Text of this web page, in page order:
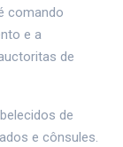
comando
e a
de
de
e cônsules.